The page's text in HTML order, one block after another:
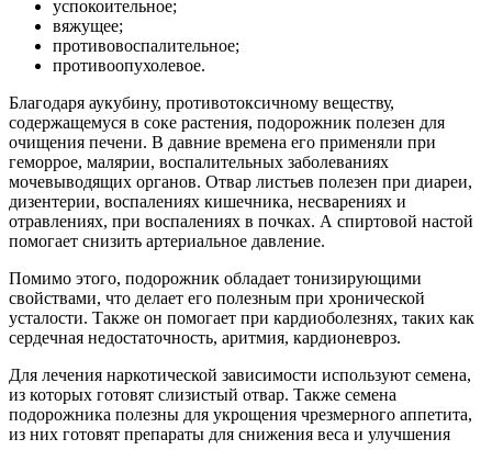
успокоительное;
вяжущее;
противовоспалительное;
противоопухолевое.
Благодаря аукубину, противотоксичному веществу,
содержащемуся в соке растения, подорожник полезен для
очищения печени. В давние времена его применяли при
геморрое, малярии, воспалительных заболеваниях
мочевыводящих органов. Отвар листьев полезен при диареи,
дизентерии, воспалениях кишечника, несварениях и
отравлениях, при воспалениях в почках. А спиртовой настой
помогает снизить артериальное давление.
Помимо этого, подорожник обладает тонизирующими
свойствами, что делает его полезным при хронической
усталости. Также он помогает при кардиоболезнях, таких как
сердечная недостаточность, аритмия, кардионевроз.
Для лечения наркотической зависимости используют семена,
из которых готовят слизистый отвар. Также семена
подорожника полезны для укрощения чрезмерного аппетита,
из них готовят препараты для снижения веса и улучшения